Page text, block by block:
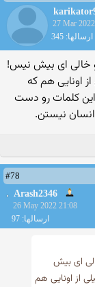
27 Mar
ارسالها: 345
خالی ای بیش نیس!
اونایی هم که
کلمات رو دست
نیستن.
#78
Arash2346
26 May 2022 21:08
ارسالها: 97
ای بیش
از اونایی هم